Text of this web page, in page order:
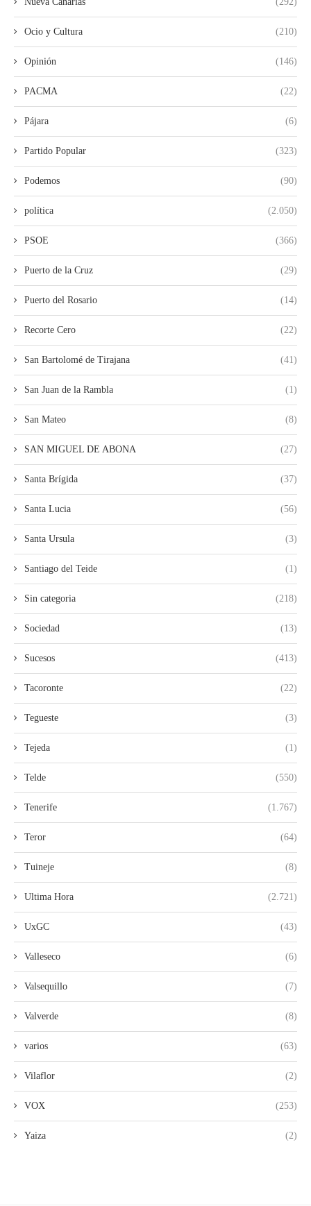
Ocio y Cultura (210)
Opinión (146)
PACMA (22)
Pájara (6)
Partido Popular (323)
Podemos (90)
política (2.050)
PSOE (366)
Puerto de la Cruz (29)
Puerto del Rosario (14)
Recorte Cero (22)
San Bartolomé de Tirajana (41)
San Juan de la Rambla (1)
San Mateo (8)
SAN MIGUEL DE ABONA (27)
Santa Brígida (37)
Santa Lucia (56)
Santa Ursula (3)
Santiago del Teide (1)
Sin categoria (218)
Sociedad (13)
Sucesos (413)
Tacoronte (22)
Tegueste (3)
Tejeda (1)
Telde (550)
Tenerife (1.767)
Teror (64)
Tuineje (8)
Ultima Hora (2.721)
UxGC (43)
Valleseco (6)
Valsequillo (7)
Valverde (8)
varios (63)
Vilaflor (2)
VOX (253)
Yaiza (2)